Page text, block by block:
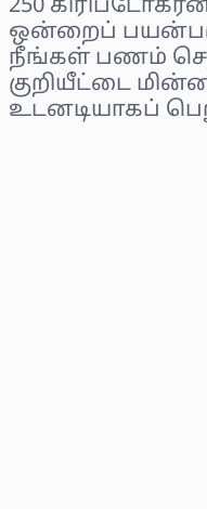
250
ஒன்றைப்
நீங்கள் பணம்
குறியீட்டை
உடனடியாகப்